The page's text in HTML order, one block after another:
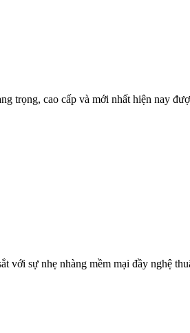
trọng, cao cấp và mới nhất hiện nay
với sự nhẹ nhàng mềm mại đầy nghệ